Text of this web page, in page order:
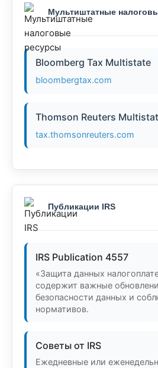
Мультиштатные
Bloomberg Tax Multistate
bloombergtax.com
Thomson Reuters
tax.thomsonreuters.com
Публикации IRS
IRS Publication 4557
«Защита данных
содержит важные
безопасности данных и
нормативов.
Советы от IRS
Ежедневные или